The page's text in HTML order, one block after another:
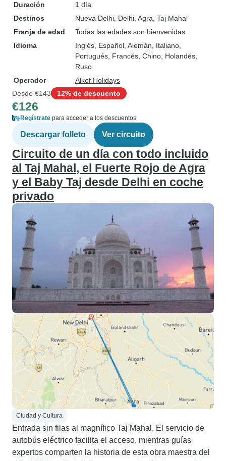
Duración
1 día
Destinos
Nueva Delhi , Delhi , Agra , Taj Mahal
Franja de edad
Todas las edades son bienvenidas
Idioma
Inglés, Español, Alemán, Italiano,
Portugués, Francés, Chino, Holandés,
Ruso
Operador
Alkof Holidays
Desde €143 12% de descuento
€126
Regístrate para acceder a los descuentos
Descargar folleto Ver circuito
Circuito de un día con todo incluido
al Taj Mahal, el Fuerte Rojo de Agra
y el Baby Taj desde Delhi en coche
privado
Ciudad y Cultura
Entrada sin filas al magnífico Taj Mahal. El servicio de
autobús eléctrico facilita el acceso, mientras guías
expertos comparten la historia de esta obra maestra del